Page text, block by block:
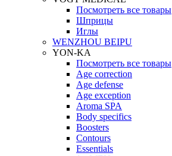
Посмотреть все товары
Шприцы
Иглы
WENZHOU BEIPU
YON-KA
Посмотреть все товары
Age correction
Age defense
Age exception
Aroma SPA
Body specifics
Boosters
Contours
Essentials